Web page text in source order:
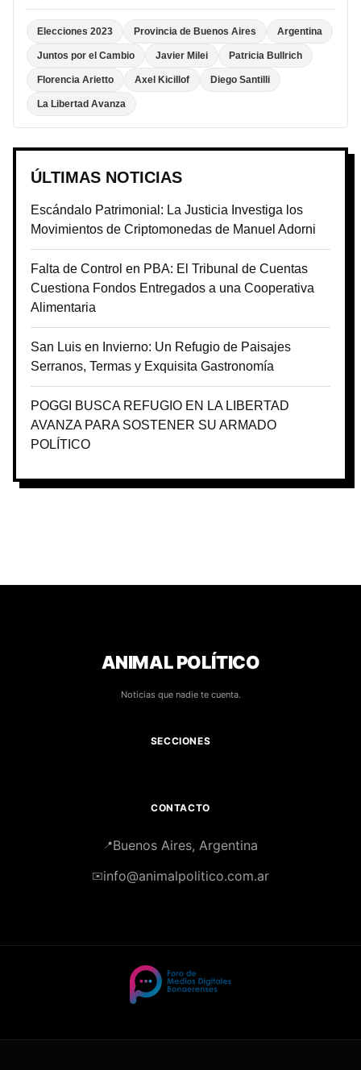
Elecciones 2023 Provincia de Buenos Aires Argentina
Juntos por el Cambio Javier Milei Patricia Bullrich
Florencia Arietto Axel Kicillof Diego Santilli
La Libertad Avanza
ÚLTIMAS NOTICIAS
Escándalo Patrimonial: La Justicia Investiga los
Movimientos de Criptomonedas de Manuel Adorni
Falta de Control en PBA: El Tribunal de Cuentas
Cuestiona Fondos Entregados a una Cooperativa
Alimentaria
San Luis en Invierno: Un Refugio de Paisajes
Serranos, Termas y Exquisita Gastronomía
POGGI BUSCA REFUGIO EN LA LIBERTAD
AVANZA PARA SOSTENER SU ARMADO
POLÍTICO
ANIMAL POLÍTICO
Noticias que nadie te cuenta.
SECCIONES
CONTACTO
📍Buenos Aires, Argentina
✉️info@animalpolitico.com.ar